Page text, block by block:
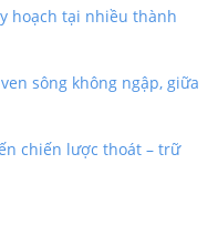
hoạch tại nhiều thành
sông không ngập, giữa
chiến lược thoát – trữ